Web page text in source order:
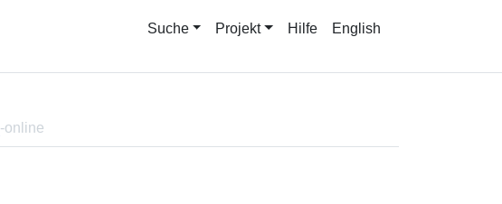
Suche Projekt Hilfe English
-online